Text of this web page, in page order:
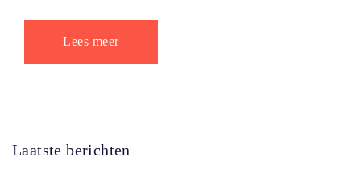
Lees meer
Laatste berichten